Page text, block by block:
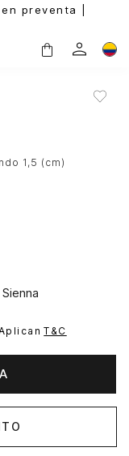
preventa |
1,5 (cm)
T&C